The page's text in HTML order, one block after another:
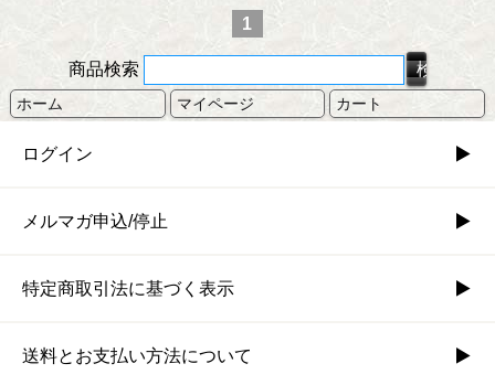
1
商品検索
ホーム マイページ カート
ログイン
メルマガ申込/停止
特定商取引法に基づく表示
送料とお支払い方法について